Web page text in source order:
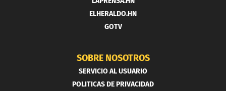
ELHERALDO.HN
GOTV
SOBRE NOSOTROS
SERVICIO AL USUARIO
POLITICAS DE PRIVACIDAD